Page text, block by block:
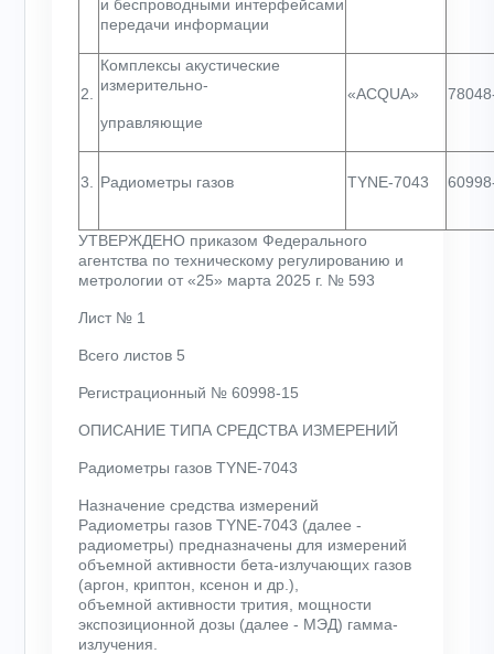
и беспроводными интерфейсами
передачи информации
2.
Комплексы акустические
измерительно-
управляющие
«ACQUA»
3. Радиометры газов TYNE-7043
УТВЕРЖДЕНО приказом Федерального
агентства по техническому регулированию и
метрологии от «25» марта 2025 г. № 593
Лист № 1
Всего листов 5
Регистрационный № 60998-15
ОПИСАНИЕ ТИПА СРЕДСТВА ИЗМЕРЕНИЙ
Радиометры газов TYNE-7043
Назначение средства измерений
Радиометры газов TYNE-7043 (далее -
радиометры) предназначены для измерений
объемной активности бета-излучающих газов
(аргон, криптон, ксенон и др.),
объемной активности трития, мощности
экспозиционной дозы (далее - МЭД) гамма-
излучения.